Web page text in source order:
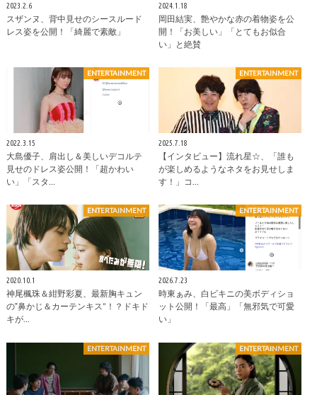
2023.2.6
スザンヌ、背中見せのシースルード
レス姿を公開！「綺麗で素敵」
2024.1.18
岡田結実、艶やかな赤の着物姿を公
開！「お美しい」「とてもお似合
い」と絶賛
ENTERTAINMENT
2022.3.15
大島優子、肩出し＆美しいデコルテ
見せのドレス姿公開！「超かわい
い」「スタ…
ENTERTAINMENT
2025.7.18
【インタビュー】流れ星☆、「誰も
が楽しめるようなネタをお見せしま
す！」コ…
ENTERTAINMENT
2020.10.1
神尾楓珠＆紺野彩夏、最新胸キュン
の‟鼻かじ＆カーテンキス”！？ドキド
キが…
ENTERTAINMENT
2026.7.23
時東ぁみ、白ビキニの美ボディショ
ット公開！「最高」「無邪気で可愛
い」
ENTERTAINMENT ENTERTAINMENT